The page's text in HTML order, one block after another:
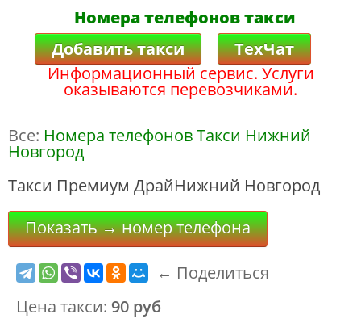
Номера телефонов такси
Добавить такси
ТехЧат
Информационный сервис. Услуги
оказываются перевозчиками.
Все: Номера телефонов Такси Нижний
Новгород
Такси Премиум ДрайНижний Новгород
Показать → номер телефона
← Поделиться
Цена такси: 90 руб